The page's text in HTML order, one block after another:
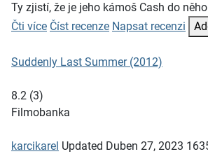
Ty zjistí, že je jeho kámoš Cash do
Čti více Číst recenze Napsat recenzi
Suddenly Last Summer (2012)
8.2 (3)
Filmobanka
karcikarel Updated Duben 27, 2023